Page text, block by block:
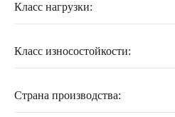
Класс нагрузки:
Класс износостойкости:
Страна производства: